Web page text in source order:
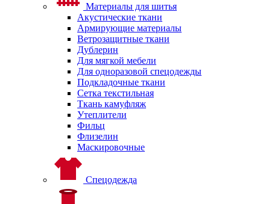
Материалы для шитья
Акустические ткани
Армирующие материалы
Ветрозащитные ткани
Дублерин
Для мягкой мебели
Для одноразовой спецодежды
Подкладочные ткани
Сетка текстильная
Ткань камуфляж
Утеплители
Фильц
Флизелин
Маскировочные
Спецодежда